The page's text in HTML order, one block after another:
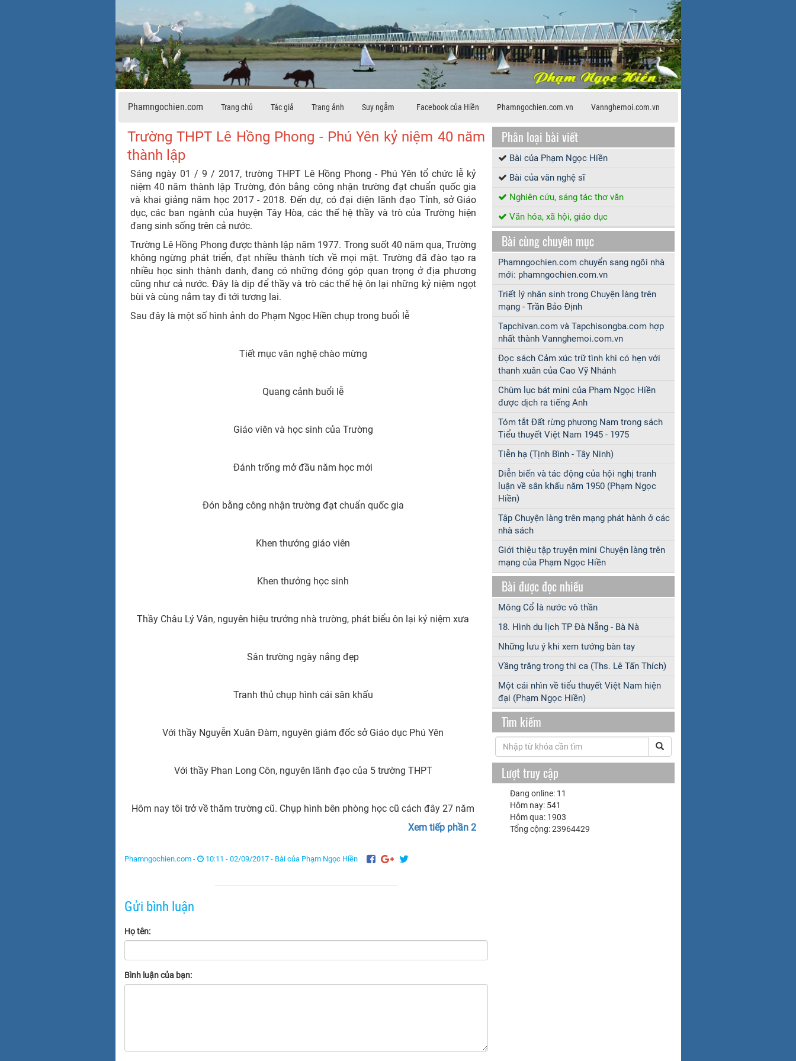
Phamngochien.com Trang chủ Tác giả Trang ảnh Suy ngẫm Facebook của Hiền Phamngochien.com.vn Vannghemoi.com.vn
Trường THPT Lê Hồng Phong - Phú Yên kỷ niệm 40 năm
thành lập
Sáng ngày 01 / 9 / 2017, trường THPT Lê Hồng Phong - Phú Yên tổ chức lễ kỷ
niệm 40 năm thành lập Trường, đón bằng công nhận trường đạt chuẩn quốc gia
và khai giảng năm học 2017 - 2018. Đến dự, có đại diện lãnh đạo Tỉnh, sở Giáo
dục, các ban ngành của huyện Tây Hòa, các thế hệ thầy và trò của Trường hiện
đang sinh sống trên cả nước.
Trường Lê Hồng Phong được thành lập năm 1977. Trong suốt 40 năm qua, Trường
không ngừng phát triển, đạt nhiều thành tích về mọi mặt. Trường đã đào tạo ra
nhiều học sinh thành danh, đang có những đóng góp quan trọng ở địa phương
cũng như cả nước. Đây là dịp để thầy và trò các thế hệ ôn lại những kỷ niệm ngọt
bùi và cùng nắm tay đi tới tương lai.
Sau đây là một số hình ảnh do Phạm Ngọc Hiền chụp trong buổi lễ
Tiết mục văn nghệ chào mừng
Quang cảnh buổi lễ
Giáo viên và học sinh của Trường
Đánh trống mở đầu năm học mới
Đón bằng công nhận trường đạt chuẩn quốc gia
Khen thưởng giáo viên
Khen thưởng học sinh
Thầy Châu Lý Vân, nguyên hiệu trưởng nhà trường, phát biểu ôn lại kỷ niệm xưa
Sân trường ngày nắng đẹp
Tranh thủ chụp hình cái sân khấu
Với thầy Nguyễn Xuân Đàm, nguyên giám đốc sở Giáo dục Phú Yên
Với thầy Phan Long Côn, nguyên lãnh đạo của 5 trường THPT
Hôm nay tôi trở về thăm trường cũ. Chụp hình bên phòng học cũ cách đây 27 năm
Xem tiếp phần 2
Phamngochien.com - 10:11 - 02/09/2017 - Bài của Phạm Ngọc Hiền
Gửi bình luận
Họ tên:
Bình luận của bạn:
Phân loại bài viết
Bài của Phạm Ngọc Hiền
Bài của văn nghệ sĩ
Nghiên cứu, sáng tác thơ văn
Văn hóa, xã hội, giáo dục
Bài cùng chuyên mục
Phamngochien.com chuyển sang ngôi nhà
mới: phamngochien.com.vn
Triết lý nhân sinh trong Chuyện làng trên
mạng - Trần Bảo Định
Tapchivan.com và Tapchisongba.com hợp
nhất thành Vannghemoi.com.vn
Đọc sách Cảm xúc trữ tình khi có hẹn với
thanh xuân của Cao Vỹ Nhánh
Chùm lục bát mini của Phạm Ngọc Hiền
được dịch ra tiếng Anh
Tóm tắt Đất rừng phương Nam trong sách
Tiểu thuyết Việt Nam 1945 - 1975
Tiễn hạ (Tịnh Bình - Tây Ninh)
Diễn biến và tác động của hội nghị tranh
luận về sân khấu năm 1950 (Phạm Ngọc
Hiền)
Tập Chuyện làng trên mạng phát hành ở các
nhà sách
Giới thiệu tập truyện mini Chuyện làng trên
mạng của Phạm Ngọc Hiền
Bài được đọc nhiều
Mông Cổ là nước vô thần
18. Hình du lịch TP Đà Nẵng - Bà Nà
Những lưu ý khi xem tướng bàn tay
Vầng trăng trong thi ca (Ths. Lê Tấn Thích)
Một cái nhìn về tiểu thuyết Việt Nam hiện
đại (Phạm Ngọc Hiền)
Tìm kiếm
Lượt truy cập
Đang online: 11
Hôm nay: 541
Hôm qua: 1903
Tổng cộng: 23964429